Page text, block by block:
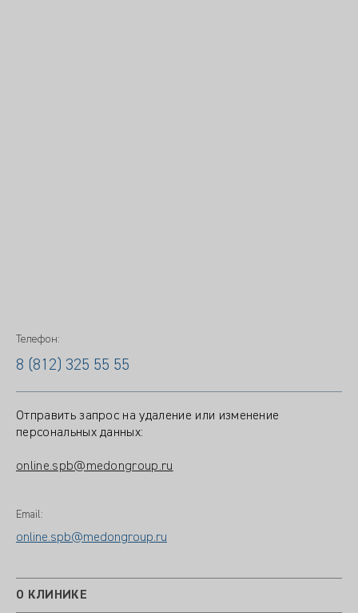
Телефон:
8 (812) 325 55 55
Отправить запрос на удаление или изменение
персональных данных:
online.spb@medongroup.ru
Email:
online.spb@medongroup.ru
О КЛИНИКЕ